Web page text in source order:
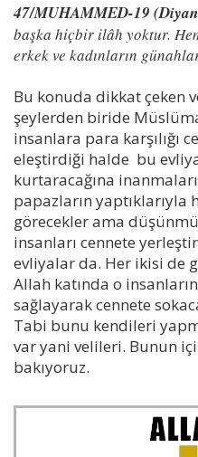
47/MUHAMMED-19
başka hiçbir ilâh yoktur.
erkek ve kadınların
Bu konuda dikkat çeken
şeylerden biride
insanlara para karşılığı
eleştirdiği halde bu
kurtaracağına
papazların yaptıklarıyla
görecekler ama
insanları cennete
evliyalar da. Her ikisi de
Allah katında o insanların
sağlayarak cennete
Tabi bunu kendileri
var yani velileri. Bunun
bakıyoruz.